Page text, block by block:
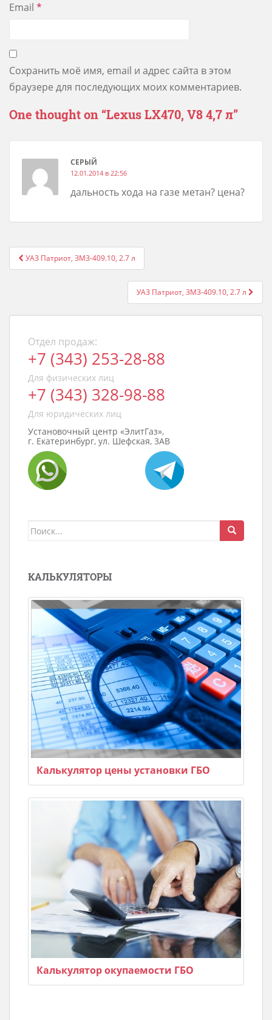
Email *
Сохранить моё имя, email и адрес сайта в этом
браузере для последующих моих комментариев.
One thought on “Lexus LX470, V8 4,7 л”
СЕРЫЙ
12.01.2014 в 22:56
дальность хода на газе метан? цена?
Post
navigation
УАЗ Патриот, ЗМЗ-409.10, 2.7 л
УАЗ Патриот, ЗМЗ-409.10, 2.7 л
Отдел продаж:
+7 (343) 253-28-88
Для физических лиц
+7 (343) 328-98-88
Для юридических лиц
Установочный центр «ЭлитГаз»,
г. Екатеринбург, ул. Шефская, 3АВ
Поиск
КАЛЬКУЛЯТОРЫ
Калькулятор цены установки ГБО
Калькулятор окупаемости ГБО